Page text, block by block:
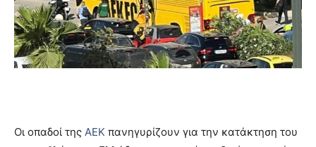
Οι οπαδοί της ΑΕΚ πανηγυρίζουν για την κατάκτηση του